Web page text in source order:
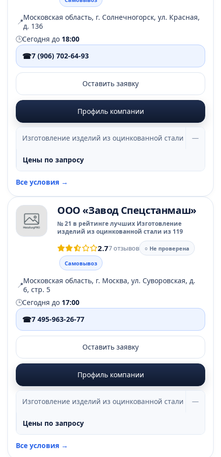
📍Московская область, г. Солнечногорск, ул. Красная,
д. 136
🕒Сегодня до 18:00
☎7 (906) 702-64-93
Оставить заявку
Профиль компании
Изготовление изделий из оцинкованной стали —
Цены по запросу
Все условия →
ООО «Завод Спецстанмаш»
№ 21 в рейтинге лучших Изготовление
изделий из оцинкованной стали из 119
2.77 отзывов
○ Не проверена
Самовывоз
📍Московская область, г. Москва, ул. Суворовская, д.
6, стр. 5
🕒Сегодня до 17:00
☎7 495-963-26-77
Оставить заявку
Профиль компании
Изготовление изделий из оцинкованной стали —
Цены по запросу
Все условия →